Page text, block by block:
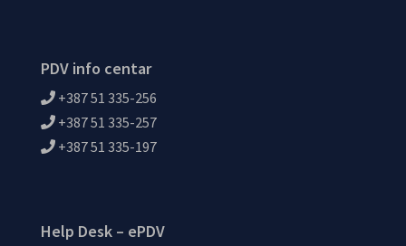
PDV info centar
+387 51 335-256
+387 51 335-257
+387 51 335-197
Help Desk – ePDV